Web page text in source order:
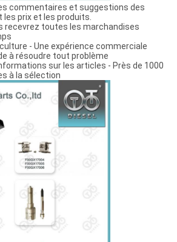
commentaires et suggestions des
prix et les produits.
recevrez toutes les marchandises
- Une expérience commerciale
à résoudre tout problème
sur les articles - Près de 1000
à la sélection